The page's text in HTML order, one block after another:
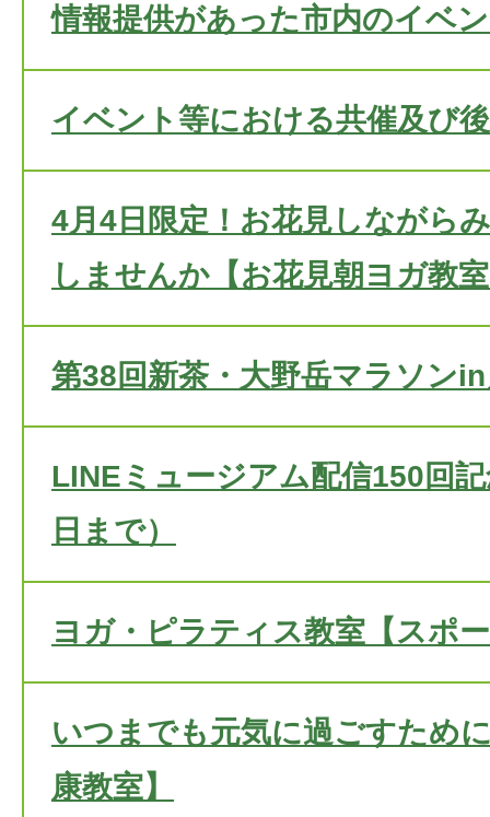
情報提供があった市内のイベ
イベント等における共催及び
4月4日限定！お花見しながら
しませんか【お花見朝ヨガ教
第38回新茶・大野岳マラソン
LINEミュージアム配信150回
日まで）
ヨガ・ピラティス教室【スポ
いつまでも元気に過ごすため
康教室】